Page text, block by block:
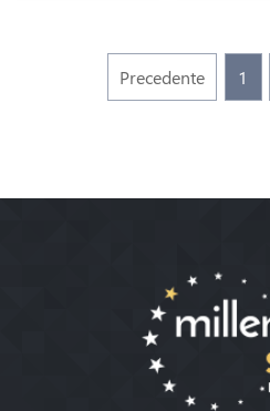
Precedente 1